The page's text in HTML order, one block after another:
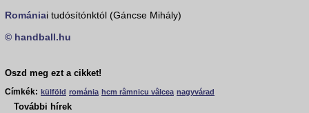
Romániai tudósítónktól (Gáncse Mihály)
© handball.hu
Oszd meg ezt a cikket!
Címkék: külföld románia hcm râmnicu vâlcea nagyvárad
További hírek